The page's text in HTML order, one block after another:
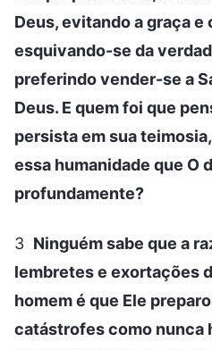
Deus, evitando a graça e
esquivando-se da
preferindo vender-se a
Deus. E quem foi que
persista em sua
essa humanidade que O
profundamente?
3 Ninguém sabe que a
lembretes e exortações
homem é que Ele
catástrofes como nunca